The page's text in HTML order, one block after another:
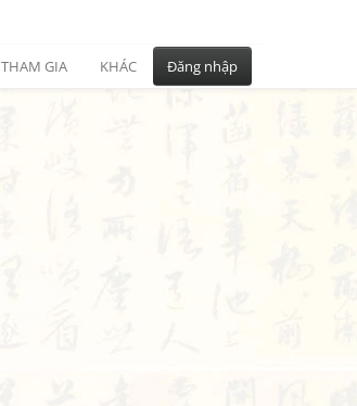
THAM GIA KHÁC Đăng nhập